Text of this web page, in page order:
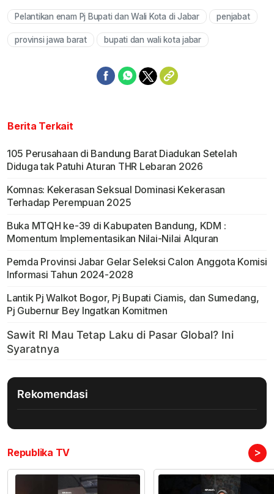
Mute
Pelantikan enam Pj Bupati dan Wali Kota di Jabar penjabat
provinsi jawa barat bupati dan wali kota jabar
Berita Terkait
105 Perusahaan di Bandung Barat Diadukan Setelah
Diduga tak Patuhi Aturan THR Lebaran 2026
Komnas: Kekerasan Seksual Dominasi Kekerasan
Terhadap Perempuan 2025
Buka MTQH ke-39 di Kabupaten Bandung, KDM :
Momentum Implementasikan Nilai-Nilai Alquran
Pemda Provinsi Jabar Gelar Seleksi Calon Anggota Komisi
Informasi Tahun 2024-2028
Lantik Pj Walkot Bogor, Pj Bupati Ciamis, dan Sumedang,
Pj Gubernur Bey Ingatkan Komitmen
Rekomendasi
Republika TV >